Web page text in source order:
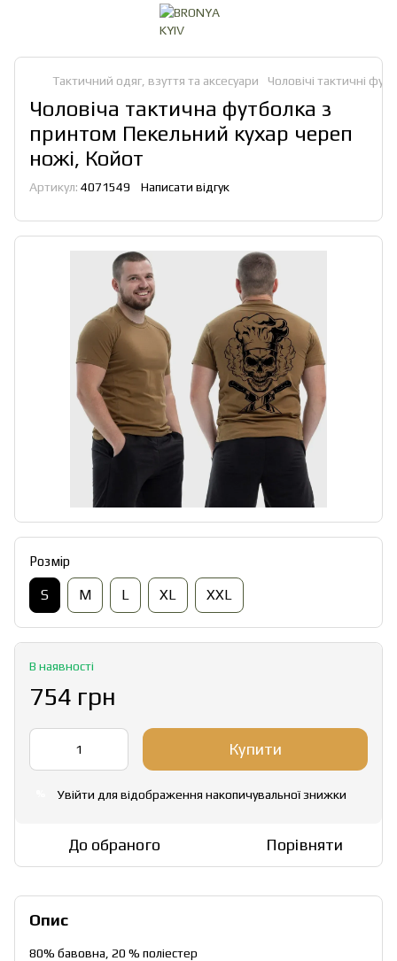
Тактичний одяг, взуття та аксесуари Чоловічі тактичні
Чоловіча тактична футболка з
принтом Пекельний кухар череп
ножі, Койот
Артикул: 4071549 Написати відгук
Розмір
S M L XL XXL
В наявності
754 грн
Купити
Увійти для відображення накопичувальної знижки
До обраного Порівняти
Опис
80% бавовна, 20 % поліестер